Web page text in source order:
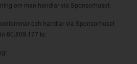
om man handlar via Sponsorhuset.
och handlar via Sponsorhuset
80,809,177 kr.